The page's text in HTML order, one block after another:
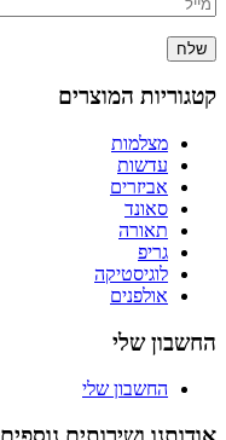
שלח
קטגוריות המוצרים
מצלמות
עדשות
אביזרים
סאונד
תאורה
גריפ
לוגיסטיקה
אולפנים
החשבון שלי
החשבון שלי